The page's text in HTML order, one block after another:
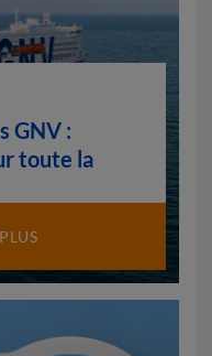
GNV :
toute la